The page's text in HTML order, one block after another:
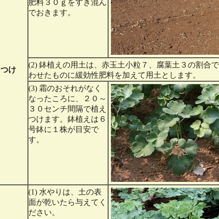
け
肥料３０ｇをすき混ん
でおきます。
(2) 鉢植えの用土は、赤玉土小粒７、腐葉土３の割合
わせたものに緩効性肥料を加えて用土とします。
(3) 霜のおそれがなく
なったころに、２０～
３０センチ間隔で植え
つけます。鉢植えは６
号鉢に１株が目安で
す。
(1) 水やりは、土の表
面が乾いたら与えてく
ださい。